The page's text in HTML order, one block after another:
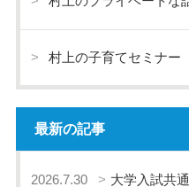
村上の子育てセミナー
最新の記事
2026.7.30
大学入試共